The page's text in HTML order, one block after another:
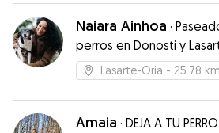
Naiara Ainhoa ·
perros en Donosti y
Lasarte-Oria - 25.78 km
Amaia · DEJA A TU